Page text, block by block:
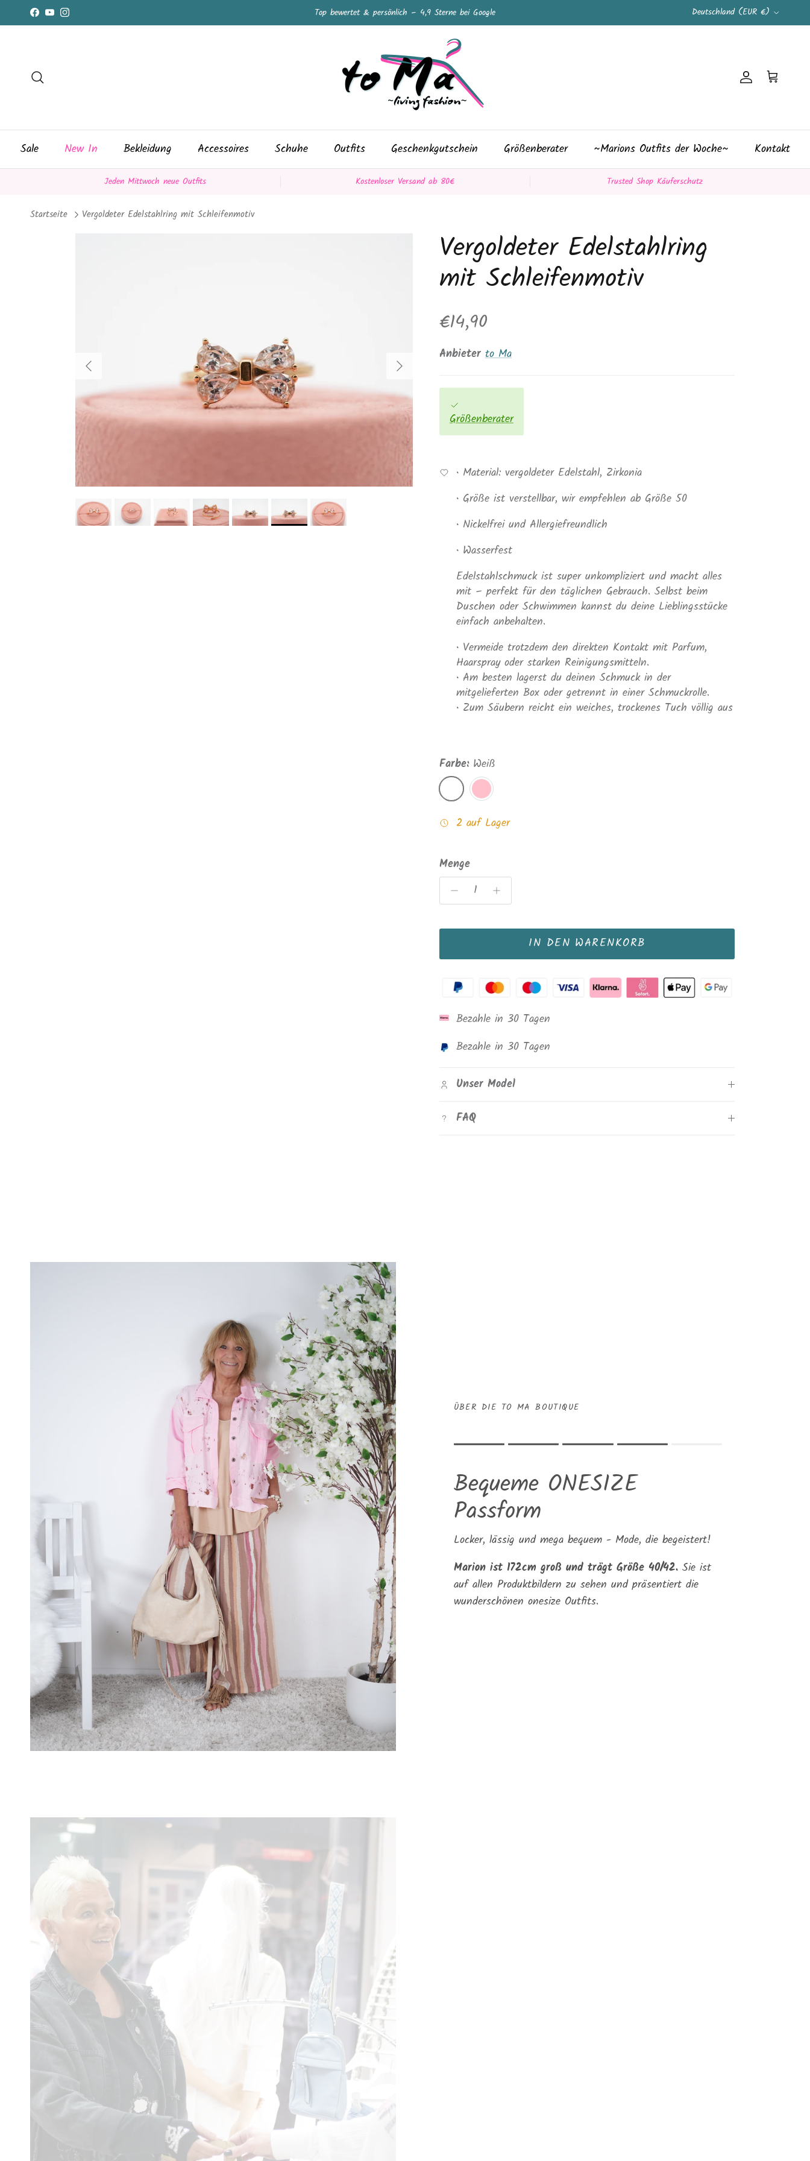
Direkt zum Inhalt
Facebook
YouTubeInstagram Top bewertet & persönlich – 4,9 Sterne bei Google Land/Region
Deutschland (EUR €)
Konto
Sale New In Bekleidung Accessoires Schuhe Outfits Geschenkgutschein Größenberater ~Marions Outfits der Woche~ Kontakt
Jeden Mittwoch neue Outfits Kostenloser Versand ab 80€ Trusted Shop Käuferschutz
Startseite Vergoldeter Edelstahlring mit Schleifenmotiv
Vorherige Nächste
Vergoldeter Edelstahlring
mit Schleifenmotiv
Normaler Preis
€14,90
Anbieter to Ma
Größenberater
• Material: vergoldeter Edelstahl, Zirkonia
• Größe ist verstellbar, wir empfehlen ab Größe 50
• Nickelfrei und Allergiefreundlich
• Wasserfest
Edelstahlschmuck ist super unkompliziert und macht alles
mit – perfekt für den täglichen Gebrauch. Selbst beim
Duschen oder Schwimmen kannst du deine Lieblingsstücke
einfach anbehalten.
• Vermeide trotzdem den direkten Kontakt mit Parfum,
Haarspray oder starken Reinigungsmitteln.
• Am besten lagerst du deinen Schmuck in der
mitgelieferten Box oder getrennt in einer Schmuckrolle.
• Zum Säubern reicht ein weiches, trockenes Tuch völlig aus
Farbe: Weiß
Weiß Rosa
2 auf Lager
Menge
IN DEN WARENKORB
Bezahle in 30 Tagen
Bezahle in 30 Tagen
Unser Model
FAQ
ÜBER DIE TO MA BOUTIQUE
Rating of 1 means .
The rating of this product for "" is 4.
Bequeme ONESIZE
Passform
Locker, lässig und mega bequem - Mode, die begeistert!
Marion ist 172cm groß und trägt Größe 40/42. Sie ist
auf allen Produktbildern zu sehen und präsentiert die
wunderschönen onesize Outfits.